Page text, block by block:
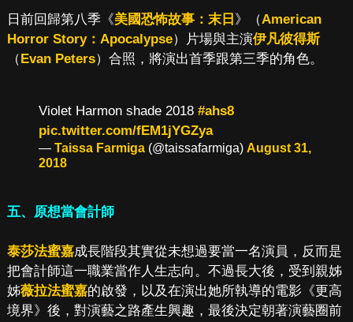
日前回歸第八季《美國恐怖故事：末日 》（American
Horror Story：Apocalypse）片場與主演伊凡彼得斯
（Evan Peters）合照，將演出首季跟第三季的角色。
Violet Harmon shade 2018 #ahs8
pic.twitter.com/fEM1jYGZya
— Taissa Farmiga(@taissafarmiga) August 31,
2018
五、原想當會計師
泰莎法蜜嘉成長階段其實從未想過要當一名演員，反而是
把會計師這一職業當作人生志向。不過長大後，受到親姊
姊薇拉法蜜嘉的啟發，以及在演出她所執導的電影《更高
境界》後，對演藝之路產生興趣，最後決定朝著演藝圈前